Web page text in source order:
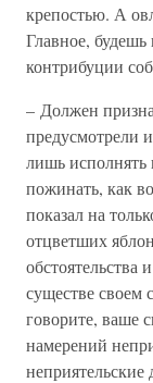
крепостью. А
Главное,
контрибуции
– Должен
предусмотрели
лишь исполнять
пожинать, как
показал на
отцветших
обстоятельства
существе своем
говорите, ваше
намерений